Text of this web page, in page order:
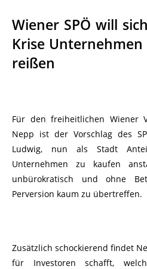
Wiener SPÖ will
Krise
reißen
Für den freiheitlichen Wiener
Nepp ist der Vorschlag des
Ludwig, nun als Stadt
Unternehmen zu kaufen
unbürokratisch und ohne
Perversion kaum zu übertreffen.
Zusätzlich schockierend findet
für Investoren schafft,